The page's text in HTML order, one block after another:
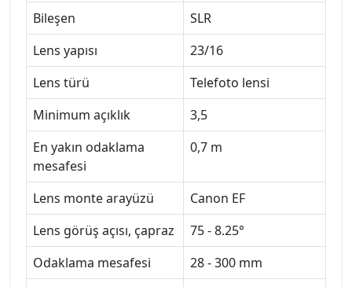
Bileşen
SLR
Lens yapısı
23/16
Lens türü
Telefoto lensi
Minimum açıklık
3,5
En yakın odaklama
mesafesi
0,7 m
Lens monte arayüzü
Canon EF
Lens görüş açısı, çapraz
75 - 8.25°
Odaklama mesafesi
28 - 300 mm